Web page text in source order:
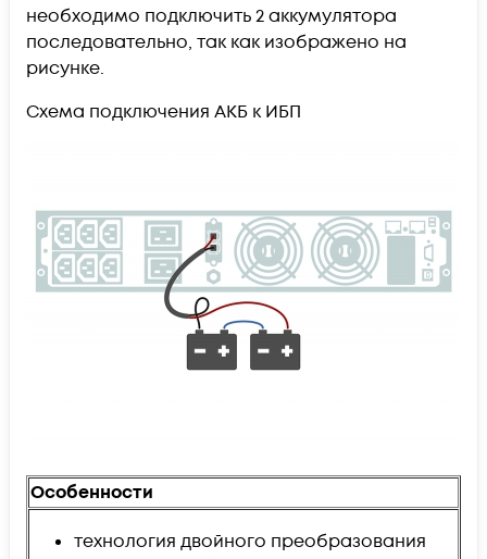
необходимо подключить 2 аккумулятора
последовательно, так как изображено на
рисунке.
Схема подключения АКБ к ИБП
Особенности
технология двойного преобразования